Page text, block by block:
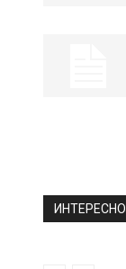
ИНТЕРЕСНО